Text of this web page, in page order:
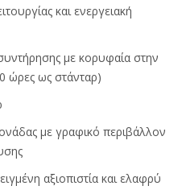
και ενεργειακή
με κορυφαία στην
ώρες ως στάνταρ)
με γραφικό περιβάλλον
αξιοπιστία και ελαφρύ